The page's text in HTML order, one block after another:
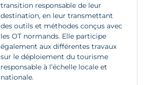
transition responsable de leur
destination, en leur transmettant
des outils et méthodes conçus avec
les OT normands. Elle participe
également aux différentes travaux
sur le déploiement du tourisme
responsable à l’échelle locale et
nationale.